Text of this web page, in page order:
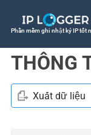
Phần mềm ghi nhật ký IP tốt
THÔNG
Xuất dữ liệu